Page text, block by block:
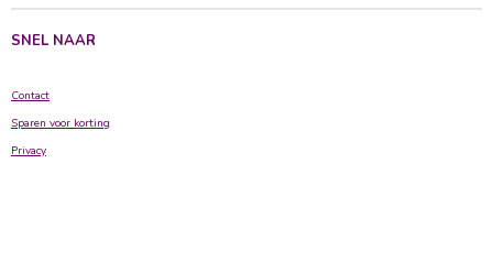
SNEL NAAR
Contact
Sparen voor korting
Privacy